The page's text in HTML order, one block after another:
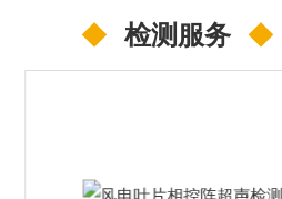
◆ 检测服务 ◆